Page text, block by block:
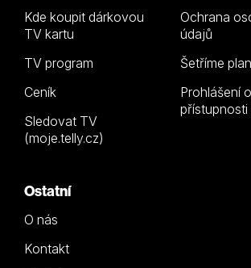
Kde koupit dárkovou
TV kartu
TV program
Ceník
Sledovat TV
(moje.telly.cz)
Ochrana
údajů
Šetříme
Prohlášení o
přístupnosti
Ostatní
O nás
Kontakt